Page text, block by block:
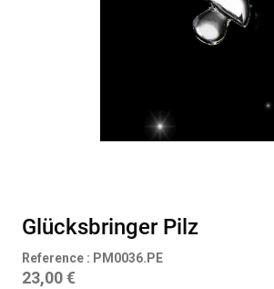
Glücksbringer Pilz
Reference : PM0036.PE
23,00€